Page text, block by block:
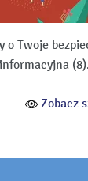
o Twoje
Zobacz